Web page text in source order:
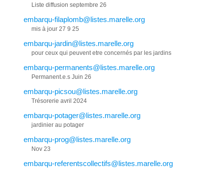
Liste diffusion septembre 26
embarqu-filaplomb@listes.marelle.org
mis à jour 27 9 25
embarqu-jardin@listes.marelle.org
pour ceux qui peuvent etre concernés par les jardins
embarqu-permanents@listes.marelle.org
Permanent.e.s Juin 26
embarqu-picsou@listes.marelle.org
Trésorerie avril 2024
embarqu-potager@listes.marelle.org
jardinier au potager
embarqu-prog@listes.marelle.org
Nov 23
embarqu-referentscollectifs@listes.marelle.org